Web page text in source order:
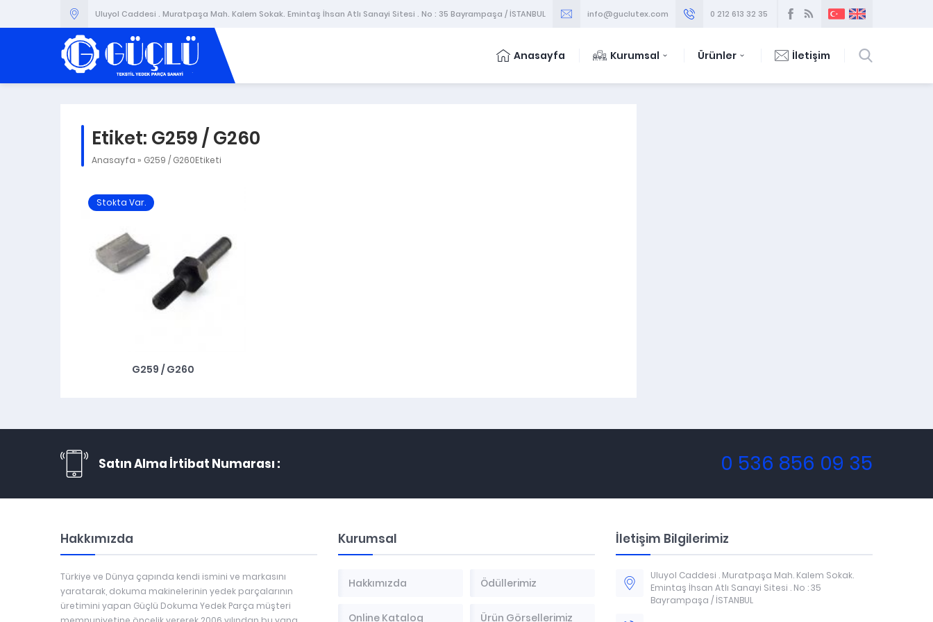
Uluyol Caddesi . Muratpaşa Mah. Kalem Sokak. Emintaş İhsan Atlı Sanayi Sitesi . No : 35 Bayrampaşa / İSTANBUL info@guclutex.com 0 212 613 32 35
Anasayfa Kurumsal Ürünler İletişim
Etiket: G259 / G260
Anasayfa » G259 / G260Etiketi
Stokta Var.
G259 / G260
Satın Alma İrtibat Numarası : 0 536 856 09 35
Hakkımızda
Türkiye ve Dünya çapında kendi ismini ve markasını
yaratarak, dokuma makinelerinin yedek parçalarının
üretimini yapan Güçlü Dokuma Yedek Parça müşteri
Kurumsal
Hakkımızda Ödüllerimiz
Online Katalog Ürün Görsellerimiz
İletişim Bilgilerimiz
Uluyol Caddesi . Muratpaşa Mah. Kalem Sokak.
Emintaş İhsan Atlı Sanayi Sitesi . No : 35
Bayrampaşa / İSTANBUL